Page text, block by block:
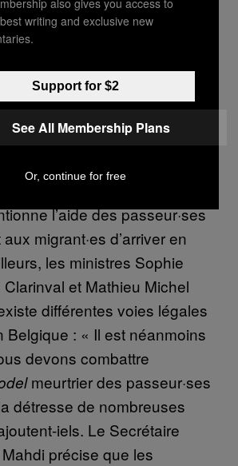
l’aide des passeur·ses
migrant·es d’arriver en
les ministres Sophie
et Mathieu Michel
différentes voies légales
Belgique : « Il est néanmoins
devons combattre
meurtrier des passeur·ses
détresse de nombreuses
iels. Le Secrétaire
précise que les
writing and exclusive new
Support for $2
See All Membership Plans
Or, continue for free